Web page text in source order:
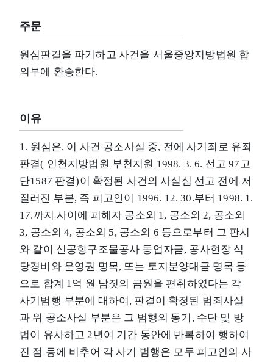
주문
원심판결을 파기하고 사건을 서울중앙지방법원 합
의부에 환송한다.
이유
1. 원심은, 이 사건 공소사실 중, 전에 사기죄로 유죄
판결( 인천지방법원 부천지원 1998. 3. 6. 선고 97고
단1587 판결)이 확정된 사건의 사실심 선고 전에 저
질러진 부분, 즉 피고인이 1996. 12. 30.부터 1998. 1.
17.까지 사이에 피해자 공소외 1, 공소외 2, 공소외
3, 공소외 4, 공소외 5, 공소외 6 등으로부터 그 판시
와 같이 신공항구조물공사 동업자금, 공사현장 식
당경비와 운영권 명목, 또는 토지분양대금 명목 등
으로 합계 1억 원 남짓의 금원을 편취하였다는 각
사기범행 부분에 대하여, 판결이 확정된 범죄사실
과 위 공소사실 부분은 그 범행의 동기, 수단 및 방
법이 유사하고 2년여 기간 동안에 반복하여 행하여
진 점 등에 비추어 각 사기 범행은 모두 피고인의 사